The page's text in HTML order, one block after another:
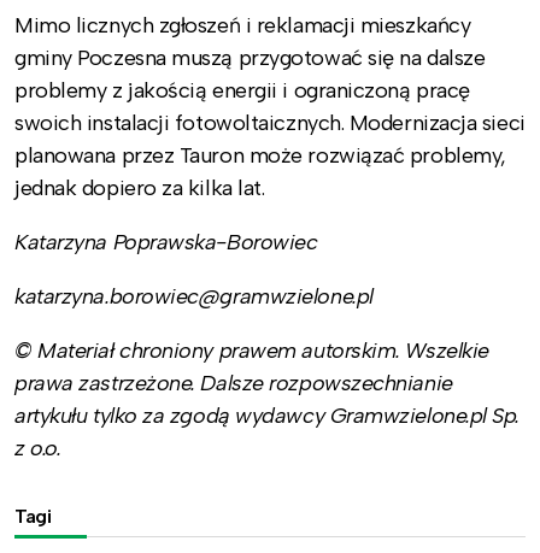
Mimo licznych zgłoszeń i reklamacji mieszkańcy
gminy Poczesna muszą przygotować się na dalsze
problemy z jakością energii i ograniczoną pracę
swoich instalacji fotowoltaicznych. Modernizacja sieci
planowana przez Tauron może rozwiązać problemy,
jednak dopiero za kilka lat.
Katarzyna Poprawska-Borowiec
katarzyna.borowiec@gramwzielone.pl
© Materiał chroniony prawem autorskim. Wszelkie
prawa zastrzeżone. Dalsze rozpowszechnianie
artykułu tylko za zgodą wydawcy Gramwzielone.pl Sp.
z o.o.
Tagi